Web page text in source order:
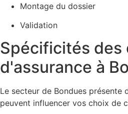
Montage du dossier
Validation
Spécificités des
d'assurance à
Le secteur de Bondues présente
peuvent influencer vos choix de